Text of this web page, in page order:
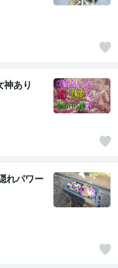
あり
れパワー